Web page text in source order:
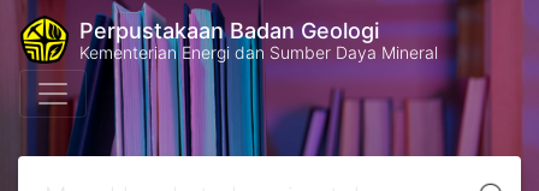
Perpustakaan Badan Geologi
Kementerian Energi dan Sumber Daya Mineral